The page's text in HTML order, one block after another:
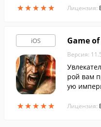
★★★★★
★★★★★
м
Лицензия:
iOS
★★★★★
★★★★★
Game
Версия:
рой вам
ую
Лицензия: